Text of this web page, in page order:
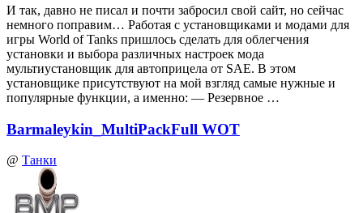
И так, давно не писал и почти забросил свой сайт, но сейчас
немного поправим… Работая с установщиками и модами для
игры World of Tanks пришлось сделать для облегчения
установки и выбора различных настроек мода
мультиустановщик для автоприцела от SAE. В этом
установщике присутствуют на мой взгляд самые нужные и
популярные функции, а именно: — Резервное …
Barmaleykin_MultiPackFull WOT
@ Танки